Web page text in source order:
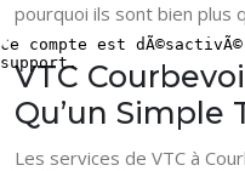
pourquoi ils sont bien plus
VTC
Qu’un Simple
Les services de VTC à